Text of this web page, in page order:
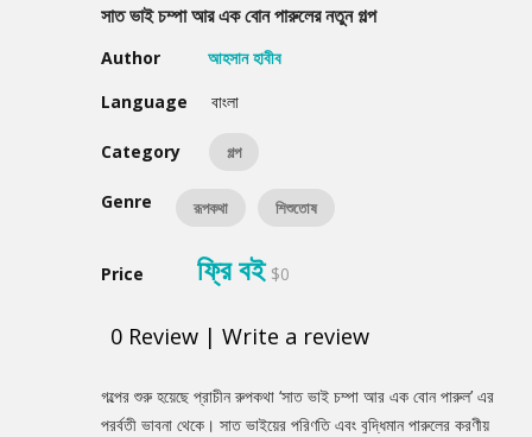
সাত ভাই চম্পা আর এক বােন পারুলের নতুন গল্প
Author
আহসান হাবীব
Language
বাংলা
Category গল্প
Genre রূপকথা শিশুতোষ
Price ফ্রি বই $0
0 Review | Write a review
Summery
গল্পের শুরু হয়েছে প্রাচীন রুপকথা ‘সাত ভাই চম্পা আর এক বোন পারুল’ এর
পরর্বতী ভাবনা থেকে। সাত ভাইয়ের পরিণতি এবং বুদ্ধিমান পারুলের করণীয়